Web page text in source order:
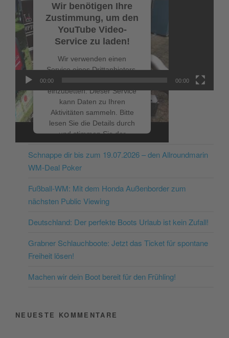
Wir benötigen Ihre
Zustimmung, um den
YouTube Video-
Service zu laden!
Wir verwenden einen
Service eines Drittanbieters,
einzubetten. Dieser Service
kann Daten zu Ihren
Aktivitäten sammeln. Bitte
lesen Sie die Details durch
und stimmen Sie der
Nutzung des Service zu, um
dieses Video anzusehen.
Mehr Informationen
powered by
Consent Management
00:00 00:00
NEUESTE BEITRÄGE
Schnappe dir bis zum 19.07.2026 – den Allroundmarin
WM-Deal Poker
Fußball-WM: Mit dem Honda Außenborder zum
nächsten Public Viewing
Deutschland: Der perfekte Boots Urlaub ist kein Zufall!
Grabner Schlauchboote: Jetzt das Ticket für spontane
Freiheit lösen!
Machen wir dein Boot bereit für den Frühling!
NEUESTE KOMMENTARE